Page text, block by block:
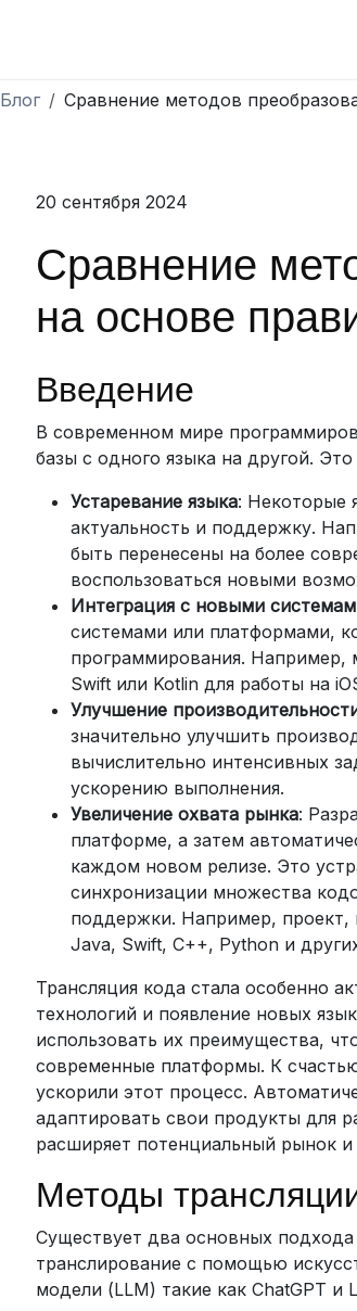
Блог Сравнение методов
20 сентября 2024
Сравнение
на основе
Введение
В современном мире
базы с одного языка на другой.
Устаревание языка: Некоторые
актуальность и поддержку.
быть перенесены на более
воспользоваться новыми
Интеграция с новыми
системами или платформами,
программирования. Например,
Swift или Kotlin для работы на
Улучшение
значительно улучшить
вычислительно интенсивных
ускорению выполнения.
Увеличение охвата рынка:
платформе, а затем
каждом новом релизе. Это
синхронизации множества
поддержки. Например, проект,
Java, Swift, C++, Python и
Трансляция кода стала особенно
технологий и появление новых
использовать их преимущества,
современные платформы. К
ускорили этот процесс.
адаптировать свои продукты для
расширяет потенциальный рынок
Методы
Существует два основных
транслирование с помощью
модели (LLM) такие как ChatGPT и